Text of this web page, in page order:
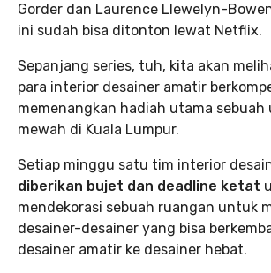
Gorder dan Laurence Llewelyn-
ini sudah bisa ditonton lewat Netflix.
Sepanjang series, tuh, kita akan
para interior desainer amatir
memenangkan hadiah utama
mewah di Kuala Lumpur.
Setiap minggu satu tim interior
diberikan bujet dan deadline ketat
mendekorasi sebuah ruangan untuk
desainer-desainer yang bisa
desainer amatir ke desainer hebat.